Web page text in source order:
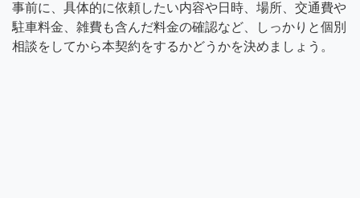
事前に、具体的に依頼したい内容や日時、場所、交通費や
駐車料金、雑費も含んだ料金の確認など、しっかりと個別
相談をしてから本契約をするかどうかを決めましょう。